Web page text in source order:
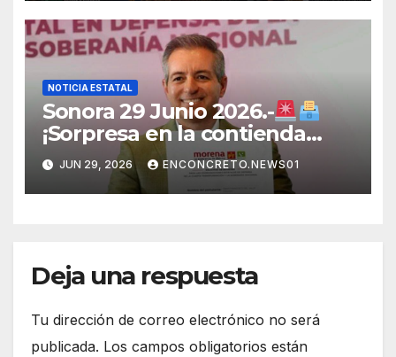
Sonora
NOTICIA ESTATAL
Sonora 29 Junio 2026.-
¡Sorpresa en la contienda
rumbo a 2027! Omar Del Valle
entra de última hora a la
carrera en Sonora
JUN 29, 2026 ENCONCRETO.NEWS01
Deja una respuesta
Tu dirección de correo electrónico no será
publicada. Los campos obligatorios están